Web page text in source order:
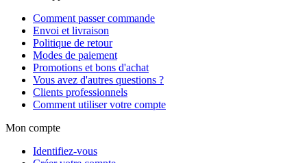
Comment passer commande
Envoi et livraison
Politique de retour
Modes de paiement
Promotions et bons d'achat
Vous avez d'autres questions ?
Clients professionnels
Comment utiliser votre compte
Mon compte
Identifiez-vous